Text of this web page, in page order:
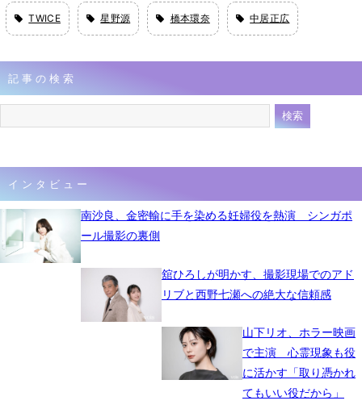
TWICE 星野源 橋本環奈 中居正広
記事の検索
インタビュー
南沙良、金密輸に手を染める妊婦役を熱演 シンガポ
ール撮影の裏側
舘ひろしが明かす、撮影現場でのアド
リブと西野七瀬への絶大な信頼感
山下リオ、ホラー映画
で主演 心霊現象も役
に活かす「取り憑かれ
てもいい役だから」